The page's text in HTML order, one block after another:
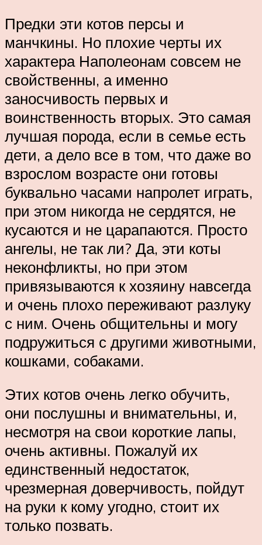
Предки эти котов персы и
манчкины. Но плохие черты их
характера Наполеонам совсем не
свойственны, а именно
заносчивость первых и
воинственность вторых. Это самая
лучшая порода, если в семье есть
дети, а дело все в том, что даже во
взрослом возрасте они готовы
буквально часами напролет играть,
при этом никогда не сердятся, не
кусаются и не царапаются. Просто
ангелы, не так ли? Да, эти коты
неконфликты, но при этом
привязываются к хозяину навсегда
и очень плохо переживают разлуку
с ним. Очень общительны и могу
подружиться с другими животными,
кошками, собаками.
Этих котов очень легко обучить,
они послушны и внимательны, и,
несмотря на свои короткие лапы,
очень активны. Пожалуй их
единственный недостаток,
чрезмерная доверчивость, пойдут
на руки к кому угодно, стоит их
только позвать.